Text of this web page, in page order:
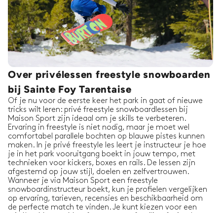
Over privélessen freestyle snowboarden
bij Sainte Foy Tarentaise
Of je nu voor de eerste keer het park in gaat of nieuwe
tricks wilt leren: privé freestyle snowboardlessen bij
Maison Sport zijn ideaal om je skills te verbeteren.
Ervaring in freestyle is niet nodig, maar je moet wel
comfortabel parallele bochten op blauwe pistes kunnen
maken. In je privé freestyle les leert je instructeur je hoe
je in het park vooruitgang boekt in jouw tempo, met
technieken voor kickers, boxes en rails. De lessen zijn
afgestemd op jouw stijl, doelen en zelfvertrouwen.
Wanneer je via Maison Sport een freestyle
snowboardinstructeur boekt, kun je profielen vergelijken
op ervaring, tarieven, recensies en beschikbaarheid om
de perfecte match te vinden. Je kunt kiezen voor een